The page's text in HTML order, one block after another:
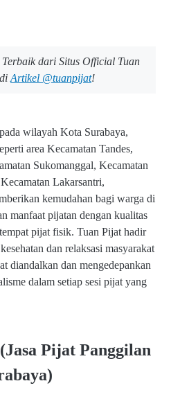
dari Situs Official Tuan
Artikel @tuanpijat!
wilayah Kota Surabaya,
area Kecamatan Tandes,
Sukomanggal, Kecamatan
Lakarsantri,
kemudahan bagi warga di
manfaat pijatan dengan kualitas
pijat fisik. Tuan Pijat hadir
dan relaksasi masyarakat
diandalkan dan mengedepankan
dalam setiap sesi pijat yang
Pijat Panggilan